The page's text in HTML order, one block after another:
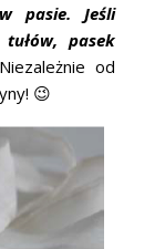
pasie. Jeśli
pasek
Niezależnie od
😉